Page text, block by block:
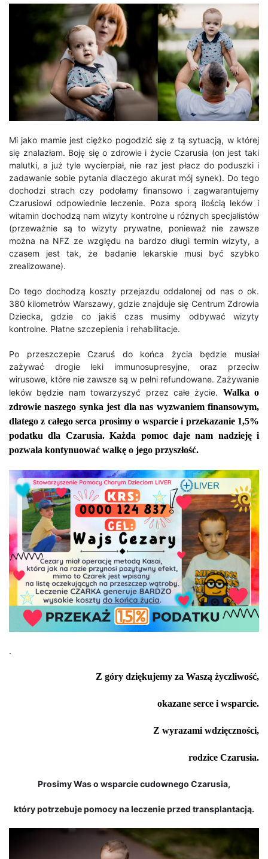
Mi jako mamie jest ciężko pogodzić się z tą sytuacją, w której
się znalazłam. Boję się o zdrowie i życie Czarusia (on jest taki
malutki, a już tyle wycierpiał, nie raz jest płacz do poduszki i
zadawanie sobie pytania dlaczego akurat mój synek). Do tego
dochodzi strach czy podołamy finansowo i zagwarantujemy
Czarusiowi odpowiednie leczenie. Poza sporą ilością leków i
witamin dochodzą nam wizyty kontrolne u różnych specjalistów
(przeważnie są to wizyty prywatne, ponieważ nie zawsze
można na NFZ ze względu na bardzo długi termin wizyty, a
czasem jest tak, że badanie lekarskie musi być szybko
zrealizowane).
Do tego dochodzą koszty przejazdu oddalonej od nas o ok.
380 kilometrów Warszawy, gdzie znajduje się Centrum Zdrowia
Dziecka, gdzie co jakiś czas musimy odbywać wizyty
kontrolne. Płatne szczepienia i rehabilitacje.
Po przeszczepie Czaruś do końca życia będzie musiał
zażywać drogie leki immunosupresyjne, oraz przeciw
wirusowe, które nie zawsze są w pełni refundowane. Zażywanie
leków będzie nam towarzyszyć przez całe życie. Walka o
zdrowie naszego synka jest dla nas wyzwaniem finansowym,
dlatego z całego serca prosimy o wsparcie i przekazanie 1,5%
podatku dla Czarusia. Każda pomoc daje nam nadzieję i
pozwala kontynuować walkę o jego przyszłość.
.
Z góry dziękujemy za Waszą życzliwość,
okazane serce i wsparcie.
Z wyrazami wdzięczności,
rodzice Czarusia.
Prosimy Was o wsparcie cudownego Czarusia,
który potrzebuje pomocy na leczenie przed transplantacją.